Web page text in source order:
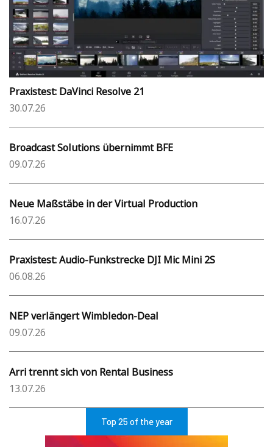
Praxistest: DaVinci Resolve 21
30.07.26
Broadcast Solutions übernimmt BFE
09.07.26
Neue Maßstäbe in der Virtual Production
16.07.26
Praxistest: Audio-Funkstrecke DJI Mic Mini 2S
06.08.26
NEP verlängert Wimbledon-Deal
09.07.26
Arri trennt sich von Rental Business
13.07.26
Top 25 of the year